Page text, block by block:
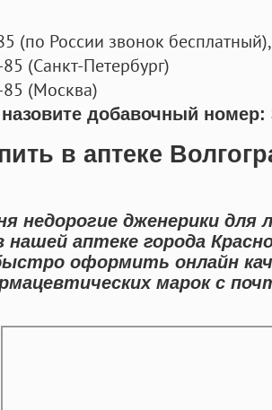
(по России звонок бесплатный),
(Санкт-Петербург)
(Москва)
добавочный номер:
в аптеке
недорогие дженерики для
нашей аптеке города
оформить онлайн
марок с